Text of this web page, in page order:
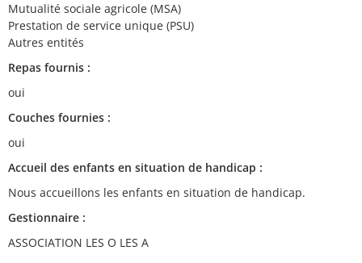
Mutualité sociale agricole (MSA)
Prestation de service unique (PSU)
Autres entités
Repas fournis :
oui
Couches fournies :
oui
Accueil des enfants en situation de handicap :
Nous accueillons les enfants en situation de handicap.
Gestionnaire :
ASSOCIATION LES O LES A